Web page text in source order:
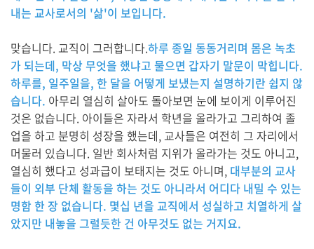
내는 교사로서의 '삶'이 보입니다.
맞습니다. 교직이 그러합니다.하루 종일 동동거리며 몸은 녹초
가 되는데, 막상 무엇을 했냐고 물으면 갑자기 말문이 막힙니다.
하루를, 일주일을, 한 달을 어떻게 보냈는지 설명하기란 쉽지 않
습니다. 아무리 열심히 살아도 돌아보면 눈에 보이게 이루어진
것은 없습니다. 아이들은 자라서 학년을 올라가고 그리하여 졸
업을 하고 분명히 성장을 했는데, 교사들은 여전히 그 자리에서
머물러 있습니다. 일반 회사처럼 지위가 올라가는 것도 아니고,
열심히 했다고 성과급이 보태지는 것도 아니며, 대부분의 교사
들이 외부 단체 활동을 하는 것도 아니라서 어디다 내밀 수 있는
명함 한 장 없습니다. 몇십 년을 교직에서 성실하고 치열하게 살
았지만 내놓을 그럴듯한 건 아무것도 없는 거지요.